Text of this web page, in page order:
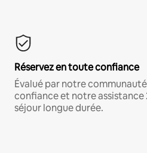
Réservez en toute confiance
Évalué par notre
confiance et notre
séjour longue durée.